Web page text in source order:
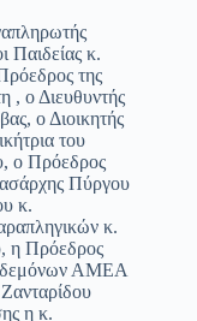
Παιδείας κ.
της
, ο Διευθυντής
ο Διοικητής
του
ο Πρόεδρος
Πύργου
κ.
κ.
η Πρόεδρος
ΑΜΕΑ
η κ.